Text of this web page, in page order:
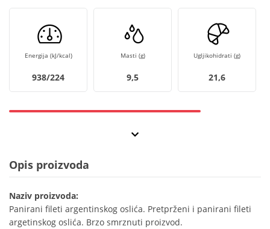
Energija (kJ/kcal)
938/224
Masti (g)
9,5
Ugljikohidrati (g)
21,6
Opis proizvoda
Naziv proizvoda:
Panirani fileti argentinskog oslića. Pretprženi i panirani fileti
argetinskog oslića. Brzo smrznuti proizvod.